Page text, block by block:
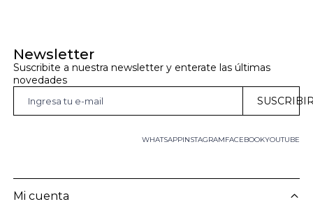
Newsletter
Suscribite a nuestra newsletter y enterate las últimas
novedades
WHATSAPP FACEBOOKYOUTUBE
INSTAGRAM
Mi cuenta